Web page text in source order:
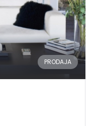
PRODAJA